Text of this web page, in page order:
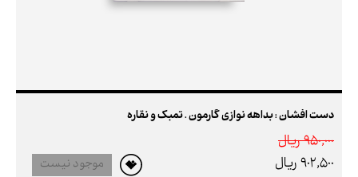
دست افشان : بداهه نوازی گارمون . تمبک و نقاره
950,000 ريال
902,500 ريال
موجود نیست